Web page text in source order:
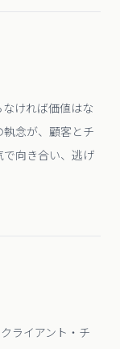
ければ価値はな
念が、顧客とチ
向き合い、逃げ
ライアント・チ